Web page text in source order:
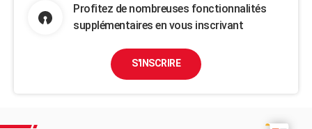
Profitez de nombreuses fonctionnalités
supplémentaires en vous inscrivant
S'INSCRIRE